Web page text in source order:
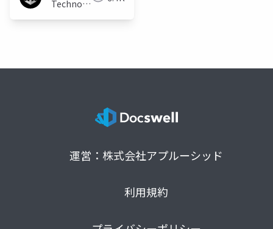
Technologies
運営：株式会社アプルーシッド
利用規約